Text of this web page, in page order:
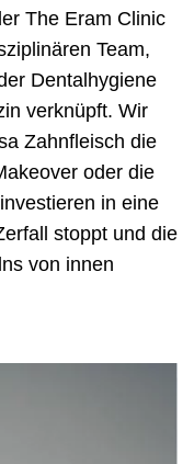
The Eram Clinic
Team,
Dentalhygiene
verknüpft. Wir
Zahnfleisch die
oder die
in eine
stoppt und die
von innen